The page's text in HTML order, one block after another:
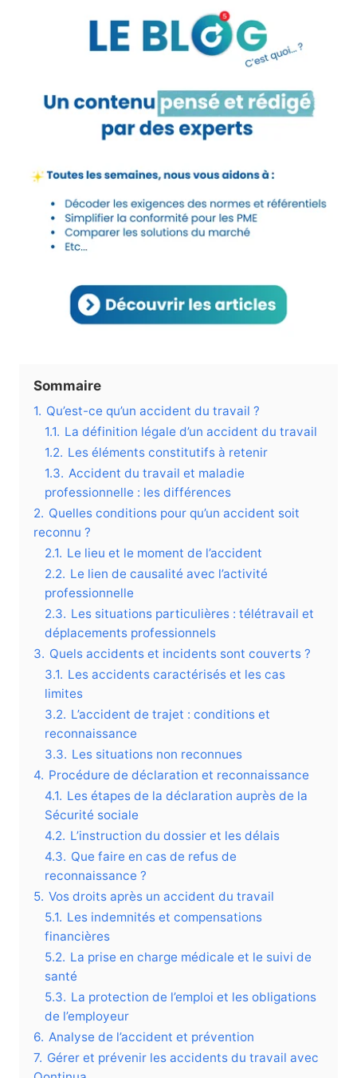
Sommaire
1. Qu’est-ce qu’un accident du travail ?
1.1. La définition légale d’un accident du travail
1.2. Les éléments constitutifs à retenir
1.3. Accident du travail et maladie
professionnelle : les différences
2. Quelles conditions pour qu’un accident soit
reconnu ?
2.1. Le lieu et le moment de l’accident
2.2. Le lien de causalité avec l’activité
professionnelle
2.3. Les situations particulières : télétravail et
déplacements professionnels
3. Quels accidents et incidents sont couverts ?
3.1. Les accidents caractérisés et les cas
limites
3.2. L’accident de trajet : conditions et
reconnaissance
3.3. Les situations non reconnues
4. Procédure de déclaration et reconnaissance
4.1. Les étapes de la déclaration auprès de la
Sécurité sociale
4.2. L’instruction du dossier et les délais
4.3. Que faire en cas de refus de
reconnaissance ?
5. Vos droits après un accident du travail
5.1. Les indemnités et compensations
financières
5.2. La prise en charge médicale et le suivi de
santé
5.3. La protection de l’emploi et les obligations
de l’employeur
6. Analyse de l’accident et prévention
7. Gérer et prévenir les accidents du travail avec